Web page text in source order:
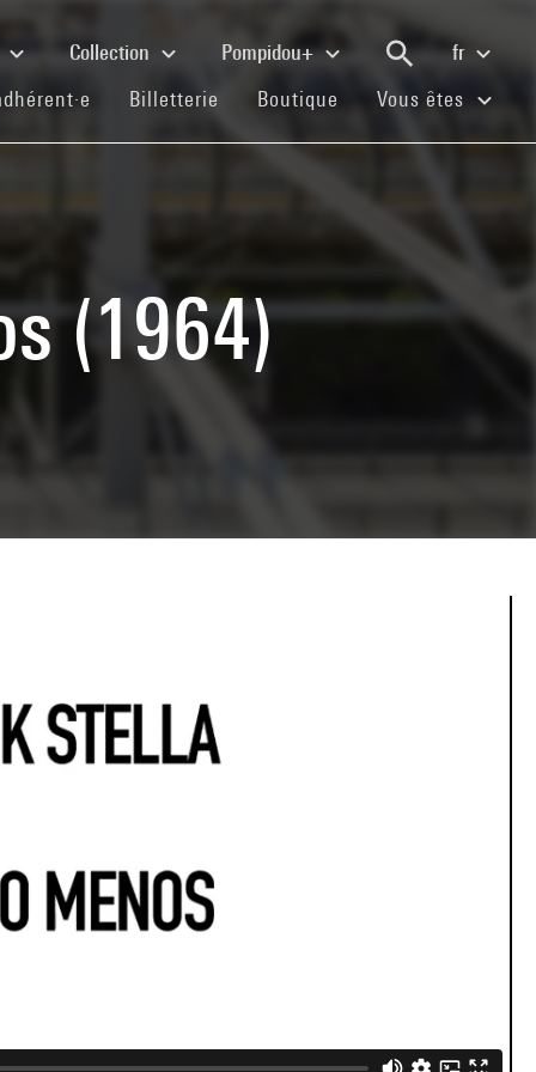
Collection Pompidou+
fr
(current)
Billetterie (current)
Boutique (current)
Vous êtes
(1964)